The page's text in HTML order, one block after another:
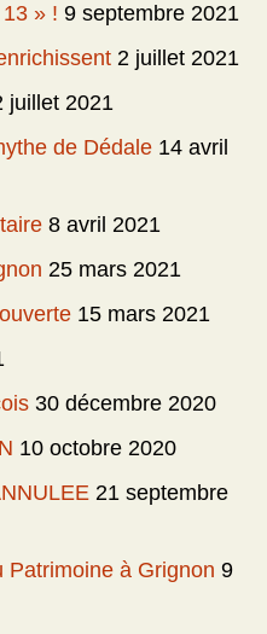
» ! 9 septembre 2021
2 juillet 2021
juillet 2021
de Dédale 14 avril
8 avril 2021
25 mars 2021
15 mars 2021
30 décembre 2020
10 octobre 2020
21 septembre
Patrimoine à Grignon 9